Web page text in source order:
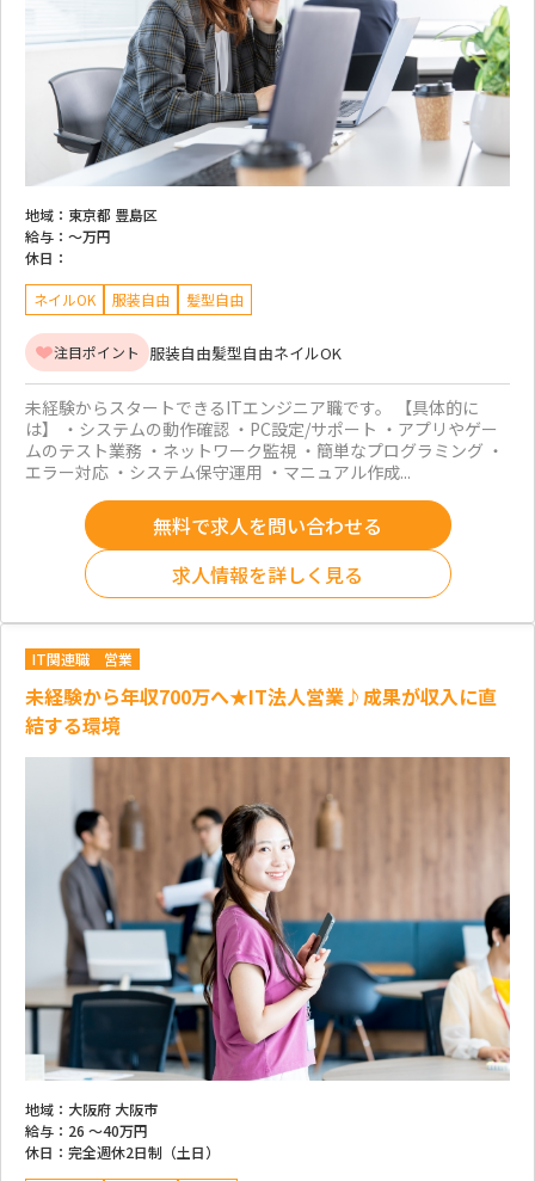
地域： 東京都 豊島区
給与： ～万円
休日：
ネイルOK 服装自由 髪型自由
注目ポイント 服装自由髪型自由ネイルOK
未経験からスタートできるITエンジニア職です。 【具体的に
は】 ・システムの動作確認 ・PC設定/サポート ・アプリやゲー
ムのテスト業務 ・ネットワーク監視 ・簡単なプログラミング ・
エラー対応 ・システム保守運用 ・マニュアル作成...
無料で求人を問い合わせる
求人情報を詳しく見る
IT関連職 営業
未経験から年収700万へ★IT法人営業♪成果が収入に直
結する環境
地域： 大阪府 大阪市
給与： 26 ～40万円
休日： 完全週休2日制（土日）